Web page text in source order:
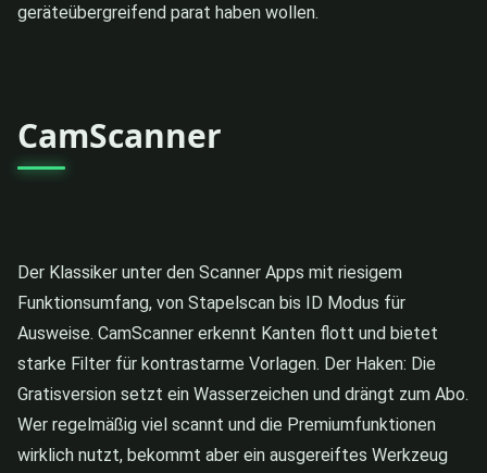
geräteübergreifend parat haben wollen.
CamScanner
Der Klassiker unter den Scanner Apps mit riesigem
Funktionsumfang, von Stapelscan bis ID Modus für
Ausweise. CamScanner erkennt Kanten flott und bietet
starke Filter für kontrastarme Vorlagen. Der Haken: Die
Gratisversion setzt ein Wasserzeichen und drängt zum Abo.
Wer regelmäßig viel scannt und die Premiumfunktionen
wirklich nutzt, bekommt aber ein ausgereiftes Werkzeug